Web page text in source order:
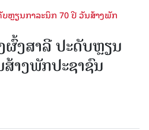
ບຫຼຽນກາລະນຶກ 70 ປີ ວັນສ້າງພັກ
ຜົ້ງສາລີ ປະດັບຫຼຽນ
າງພັກປະຊາຊົນ